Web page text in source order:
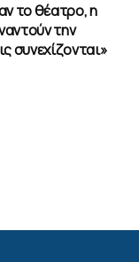
το θέατρο, η
την
συνεχίζονται»